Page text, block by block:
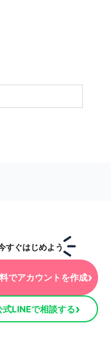
すぐはじめよう
でアカウントを作成›
式LINEで相談する›